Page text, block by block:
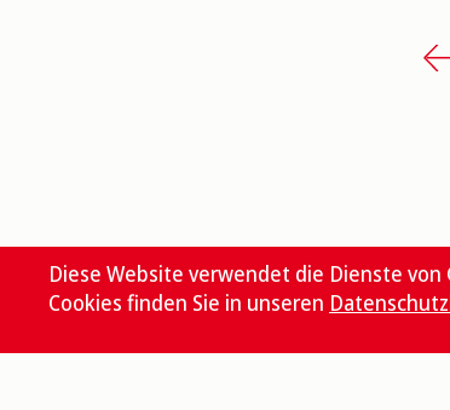
Diese Website verwendet die Dienste
Cookies finden Sie in unseren